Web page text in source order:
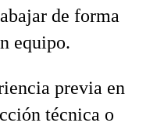
de forma
equipo.
previa en
técnica o